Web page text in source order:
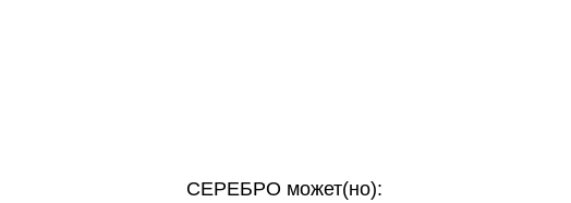
СЕРЕБРО может(но):